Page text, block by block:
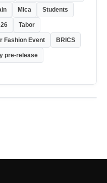
Mica Students
Tabor
Fashion Event BRICS
pre-release